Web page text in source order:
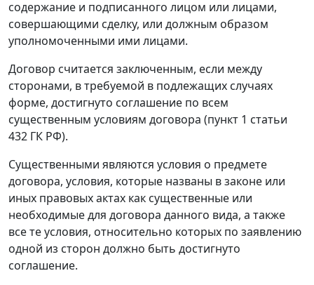
содержание и подписанного лицом или лицами,
совершающими сделку, или должным образом
уполномоченными ими лицами.
Договор считается заключенным, если между
сторонами, в требуемой в подлежащих случаях
форме, достигнуто соглашение по всем
существенным условиям договора (пункт 1 статьи
432 ГК РФ).
Существенными являются условия о предмете
договора, условия, которые названы в законе или
иных правовых актах как существенные или
необходимые для договора данного вида, а также
все те условия, относительно которых по заявлению
одной из сторон должно быть достигнуто
соглашение.